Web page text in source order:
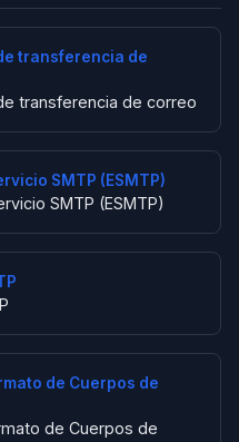
transferencia de
transferencia de correo
SMTP (ESMTP)
SMTP (ESMTP)
de Cuerpos de
de Cuerpos de